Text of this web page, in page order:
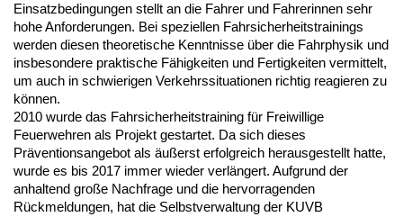
Einsatzbedingungen stellt an die Fahrer und Fahrerinnen sehr
hohe Anforderungen. Bei speziellen Fahrsicherheitstrainings
werden diesen theoretische Kenntnisse über die Fahrphysik und
insbesondere praktische Fähigkeiten und Fertigkeiten vermittelt,
um auch in schwierigen Verkehrssituationen richtig reagieren zu
können.
2010 wurde das Fahrsicherheitstraining für Freiwillige
Feuerwehren als Projekt gestartet. Da sich dieses
Präventionsangebot als äußerst erfolgreich herausgestellt hatte,
wurde es bis 2017 immer wieder verlängert. Aufgrund der
anhaltend große Nachfrage und die hervorragenden
Rückmeldungen, hat die Selbstverwaltung der KUVB